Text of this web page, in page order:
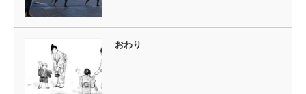
おわり